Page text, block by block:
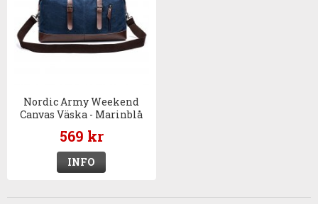
Nordic Army Weekend
Canvas Väska - Marinblå
569 kr
INFO